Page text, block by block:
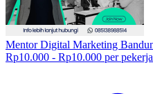
Mentor Digital Marketing
Rp10.000 - Rp10.000 per